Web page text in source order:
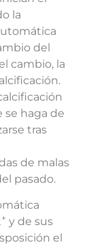
la
del
cambio, la
se haga de
tras
de malas
pasado.
+ y de sus
el